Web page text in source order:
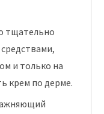
тщательно
и только на
крем по дерме.